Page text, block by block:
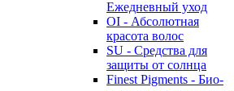
Eжедневный уход
OI - Абсолютная
красота волос
SU - Средства для
защиты от солнца
Finest Pigments - Био-